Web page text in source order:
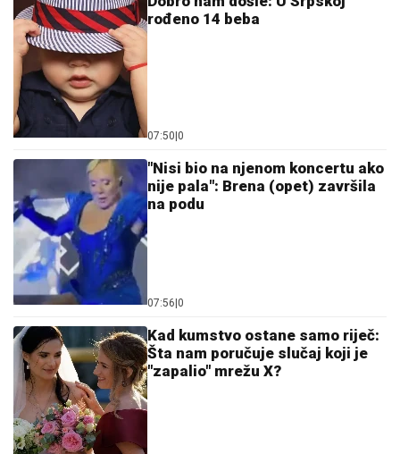
rođeno 14 beba
07:50 0
"Nisi bio na njenom koncertu ako
nije pala": Brena (opet) završila
na podu
07:56 0
Kad kumstvo ostane samo riječ:
Šta nam poručuje slučaj koji je
"zapalio" mrežu X?